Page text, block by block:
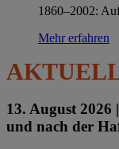
1860–2002:
Mehr erfahren
13. August 2026 |
und nach der